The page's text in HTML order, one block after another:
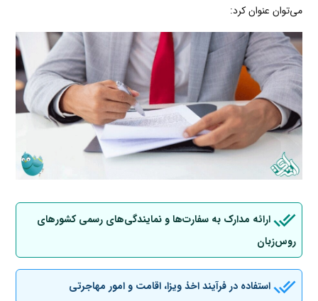
می‌توان عنوان کرد:
ارائه مدارک به سفارت‌ها و نمایندگی‌های رسمی کشورهای
روس‌زبان
استفاده در فرآیند اخذ ویزا، اقامت و امور مهاجرتی